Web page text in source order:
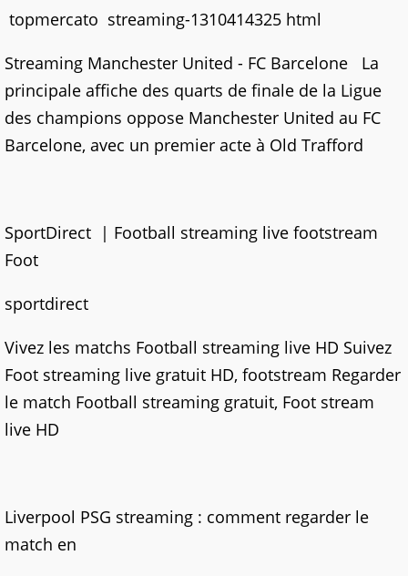
topmercato streaming-1310414325 html
Streaming Manchester United - FC Barcelone La
principale affiche des quarts de finale de la Ligue
des champions oppose Manchester United au FC
Barcelone, avec un premier acte à Old Trafford
SportDirect | Football streaming live footstream
Foot
sportdirect
Vivez les matchs Football streaming live HD Suivez
Foot streaming live gratuit HD, footstream Regarder
le match Football streaming gratuit, Foot stream
live HD
Liverpool PSG streaming : comment regarder le
match en